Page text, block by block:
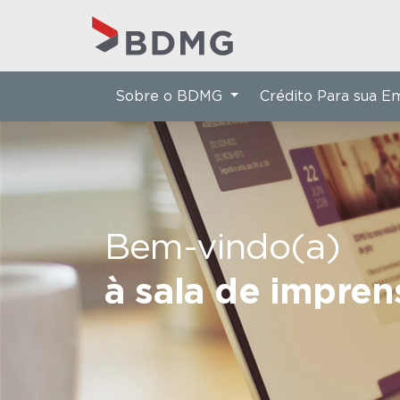
Bem-vindo(a)
à sala de
Sobre o BDMG Crédito Para sua